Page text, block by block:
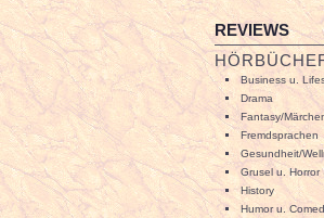
REVIEWS
Business u.
Drama
Fantasy/
Fremdsprachen
Gesundheit/
Grusel u. Horror
History
Humor u.